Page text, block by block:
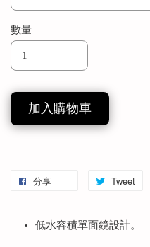
數量
加入購物車
分享 Tweet
低水容積單面鏡設計。